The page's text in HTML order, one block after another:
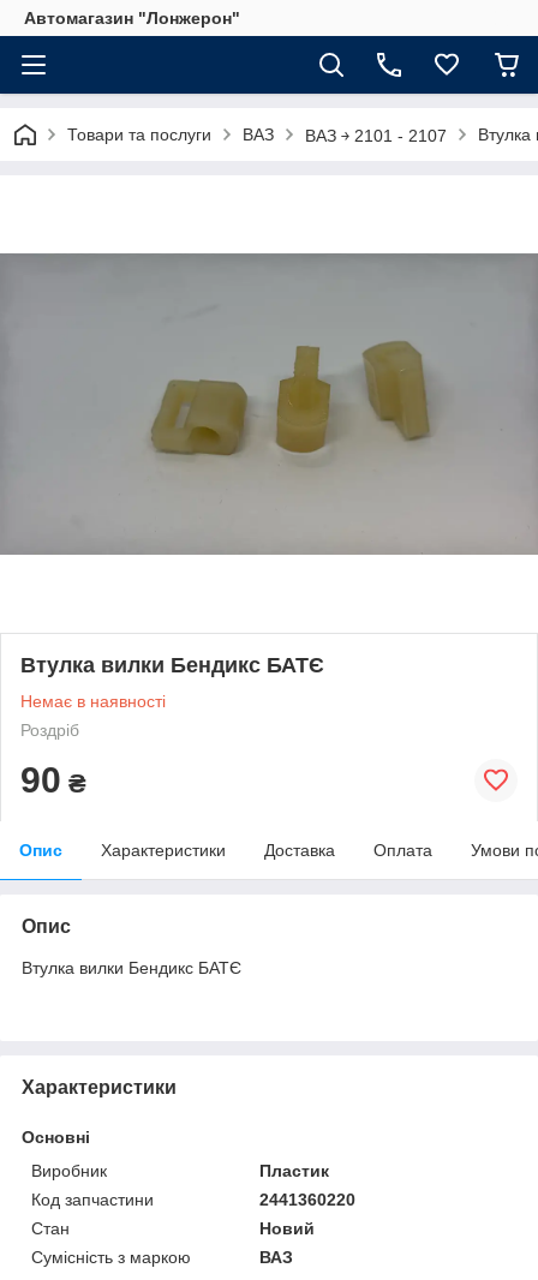
Автомагазин "Лонжерон"
Товари та послуги ВАЗ ВАЗ ￫ 2101 - 2107
Втулка вилки Бендикс БАТЄ
Немає в наявності
Роздріб
90 ₴
Опис Характеристики Доставка Оплата Умови
Опис
Втулка вилки Бендикс БАТЄ
Характеристики
Основні
Виробник
Пластик
Код запчастини
2441360220
Стан
Новий
Сумісність з маркою
ВАЗ